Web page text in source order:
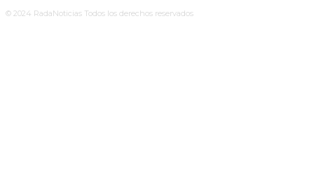
© 2024 RadaNoticias Todos los derechos reservados